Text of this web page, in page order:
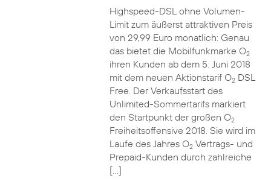
Highspeed-DSL ohne Volumen-
Limit zum äußerst attraktiven Preis
von 29,99 Euro monatlich: Genau
das bietet die Mobilfunkmarke O2
ihren Kunden ab dem 5. Juni 2018
mit dem neuen Aktionstarif O2DSL
Free. Der Verkaufsstart des
Unlimited-Sommertarifs markiert
den Startpunkt der großen O2
Freiheitsoffensive 2018. Sie wird im
Laufe des Jahres O2Vertrags- und
Prepaid-Kunden durch zahlreiche
[…]